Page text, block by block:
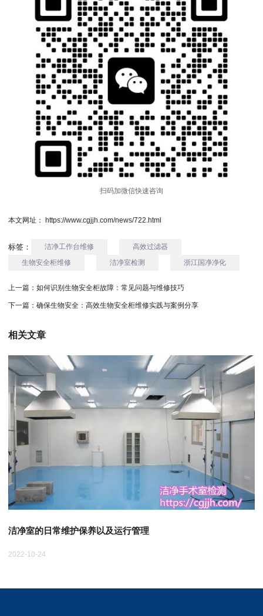
扫码加微信快速咨询
本文网址： https://www.cgjjh.com/news/722.html
标签： 洁净工作台维修
高效过滤器
生物安全柜维修
洁净室检测 浙江国净净化
上一篇： 如何识别生物安全柜故障：常见问题与维修技巧
下一篇： 确保生物安全：高效生物安全柜维修实践与案例分享
相关文章
洁净室的日常维护保养以及运行管理
2022-10-24